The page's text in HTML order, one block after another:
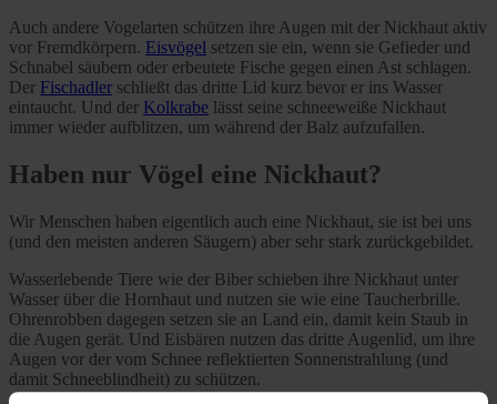
Auch andere Vogelarten schützen ihre Augen mit der Nickhaut aktiv
vor Fremdkörpern. Eisvögel setzen sie ein, wenn sie Gefieder und
Schnabel säubern oder erbeutete Fische gegen einen Ast schlagen.
Der Fischadler schließt das dritte Lid kurz bevor er ins Wasser
eintaucht. Und der Kolkrabe lässt seine schneeweiße Nickhaut
immer wieder aufblitzen, um während der Balz aufzufallen.
Haben nur Vögel eine Nickhaut?
Wir Menschen haben eigentlich auch eine Nickhaut, sie ist bei uns
(und den meisten anderen Säugern) aber sehr stark zurückgebildet.
Wasserlebende Tiere wie der Biber schieben ihre Nickhaut unter
Wasser über die Hornhaut und nutzen sie wie eine Taucherbrille.
Ohrenrobben dagegen setzen sie an Land ein, damit kein Staub in
die Augen gerät. Und Eisbären nutzen das dritte Augenlid, um ihre
Augen vor der vom Schnee reflektierten Sonnenstrahlung (und
damit Schneeblindheit) zu schützen.